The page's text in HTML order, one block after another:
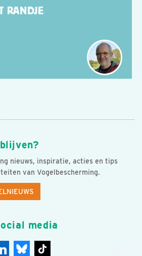
RANDJE
nieuws, inspiratie, acties en tips
van Vogelbescherming.
media